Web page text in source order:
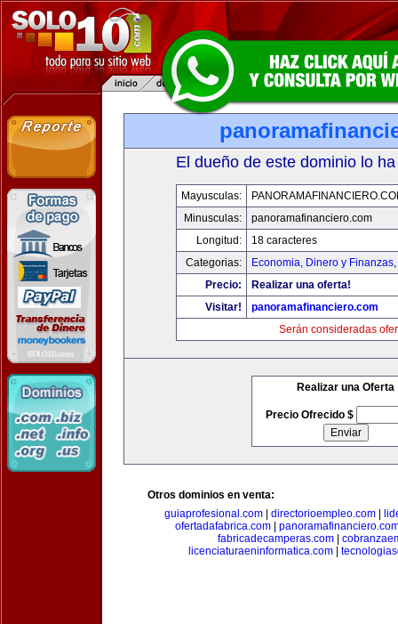
El dueño de este dominio lo
Mayusculas:
Minusculas:
panoramafinanciero.com
Longitud:
18 caracteres
Categorias:
Economia, Dinero y Finanzas,
Precio:
Realizar una oferta!
Visitar!
panoramafinanciero.com
Serán consideradas
Realizar una Oferta
Precio Ofrecido $
Otros dominios en venta:
guiaprofesional.com| directorioempleo.com|
ofertadafabrica.com|
fabricadecamperas.com
licenciaturaeninformatica.com|